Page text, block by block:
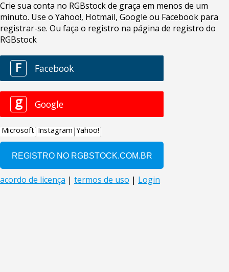
Crie sua conta no RGBstock de graça em menos de um
minuto. Use o Yahoo!, Hotmail, Google ou Facebook para
registrar-se. Ou faça o registro na página de registro do
RGBstock
F Facebook
g Google
Microsoft Instagram Yahoo!
acordo de licença | termos de uso | Login